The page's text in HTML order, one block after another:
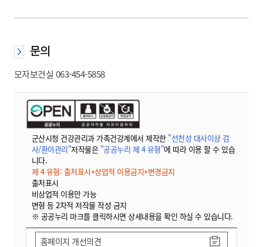
문의
모자보건실 063-454-5858
군산시청 건강관리과 가족건강계에서 제작한 "선천성 대사이상 검
사/환아관리"저작물은 "공공누리 제 4 유형"에 따라 이용 할 수 있습
니다.
제 4 유형: 출처표시+상업적 이용금지+변경금지
출처표시
비상업적 이용만 가능
변형 등 2차적 저작물 작성 금지
※ 공공누리 마크를 클릭하시면 상세내용을 확인 하실 수 있습니다.
홈페이지 개선의견